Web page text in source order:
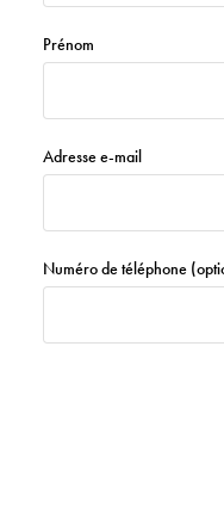
Prénom
Adresse e-mail
Numéro de téléphone